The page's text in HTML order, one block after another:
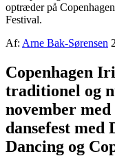
optræder på
Festival.
Af: Arne Bak-Sørensen
Copenhagen
traditionel og
november
dansefest
Dancing og